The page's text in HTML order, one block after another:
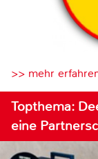
>> mehr
Topthema:
eine